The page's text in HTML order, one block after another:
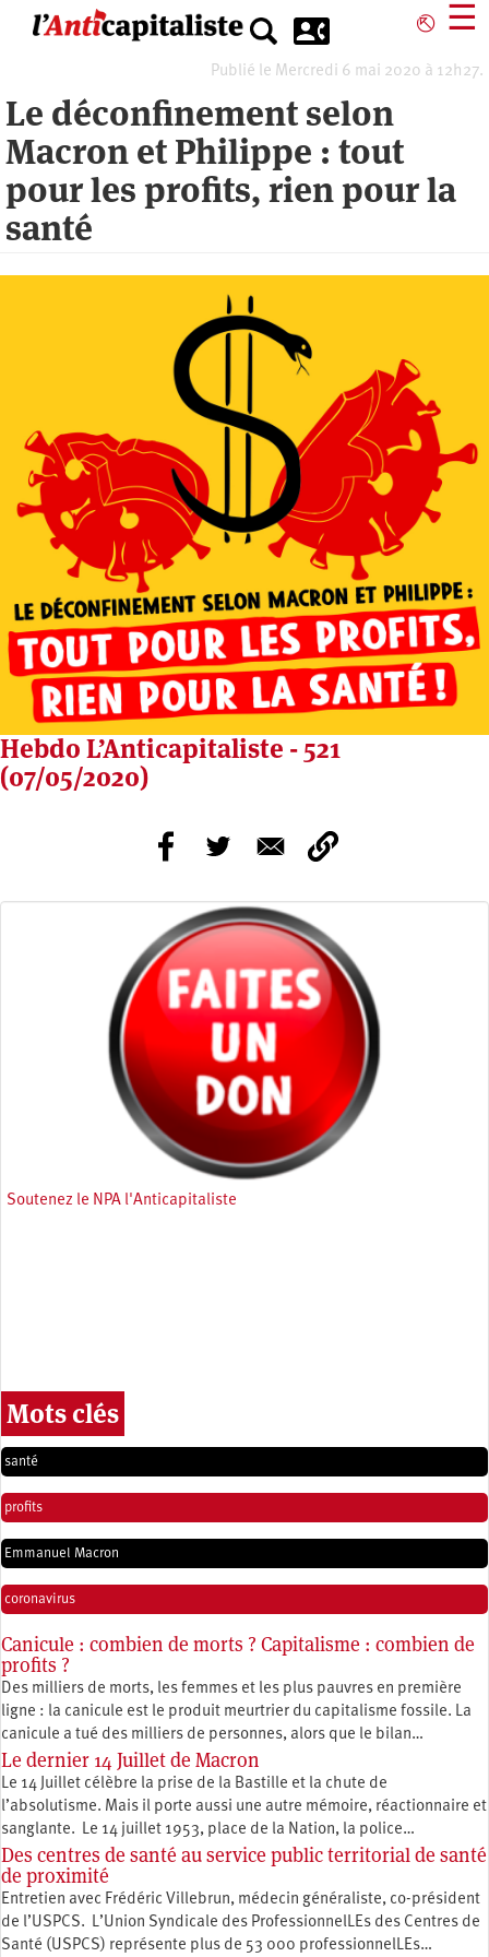
⎋ ☰
Publié le Mercredi 6 mai 2020 à 12h27.
Le déconfinement selon
Macron et Philippe : tout
pour les profits, rien pour la
santé
Hebdo L’Anticapitaliste - 521
(07/05/2020)
Soutenez le NPA l'Anticapitaliste
Mots clés
santé
profits
Emmanuel Macron
coronavirus
Canicule : combien de morts ? Capitalisme : combien de
profits ?
Des milliers de morts, les femmes et les plus pauvres en première
ligne : la canicule est le produit meurtrier du capitalisme fossile. La
canicule a tué des milliers de personnes, alors que le bilan…
Le dernier 14 Juillet de Macron
Le 14 Juillet célèbre la prise de la Bastille et la chute de
l’absolutisme. Mais il porte aussi une autre mémoire, réactionnaire et
sanglante. Le 14 juillet 1953, place de la Nation, la police…
Des centres de santé au service public territorial de santé
de proximité
Entretien avec Frédéric Villebrun, médecin généraliste, co-président
de l’USPCS. L’Union Syndicale des ProfessionnelLEs des Centres de
Santé (USPCS) représente plus de 53 000 professionnelLEs…